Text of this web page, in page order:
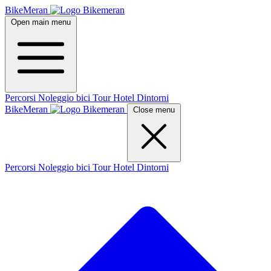
BikeMeran
Open main menu
Percorsi Noleggio bici TourHotel Dintorni
BikeMeran
Close menu
Percorsi Noleggio bici TourHotel Dintorni